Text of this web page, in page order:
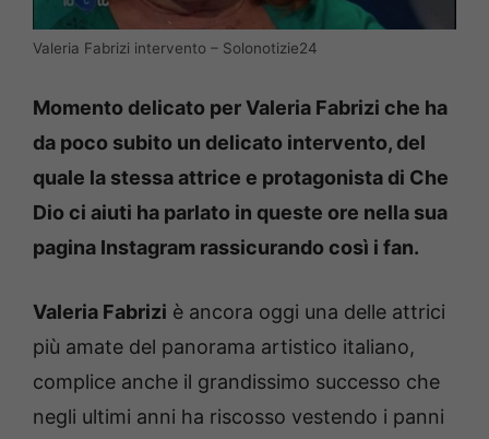
Valeria Fabrizi intervento – Solonotizie24
Momento delicato per Valeria Fabrizi che ha
da poco subito un delicato intervento, del
quale la stessa attrice e protagonista di Che
Dio ci aiuti ha parlato in queste ore nella sua
pagina Instagram rassicurando così i fan.
Valeria Fabrizi è ancora oggi una delle attrici
più amate del panorama artistico italiano,
complice anche il grandissimo successo che
negli ultimi anni ha riscosso vestendo i panni